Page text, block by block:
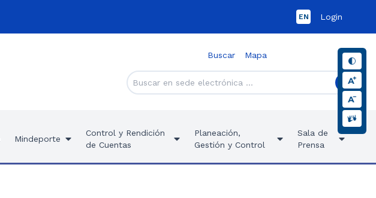
EN Login
Buscar Mapa
Mindeporte
Control y Rendición
de Cuentas
Planeación,
Gestión y Control
Sala de
Prensa